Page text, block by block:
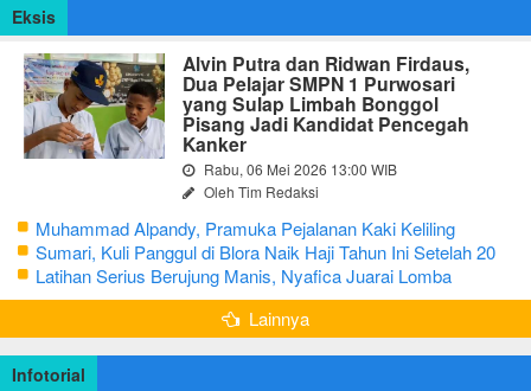
Eksis
Alvin Putra dan Ridwan Firdaus,
Dua Pelajar SMPN 1 Purwosari
yang Sulap Limbah Bonggol
Pisang Jadi Kandidat Pencegah
Kanker
Rabu, 06 Mei 2026 13:00 WIB
Oleh Tim Redaksi
Muhammad Alpandy, Pramuka Pejalanan Kaki Keliling
Nusantara dengan Misi Literasi Budaya
Sumari, Kuli Panggul di Blora Naik Haji Tahun Ini Setelah 20
Tahun Sisihkan Uang Receh
Latihan Serius Berujung Manis, Nyafica Juarai Lomba
Bertutur tentang Nilai Hidup Orang Samin
Lainnya
Infotorial